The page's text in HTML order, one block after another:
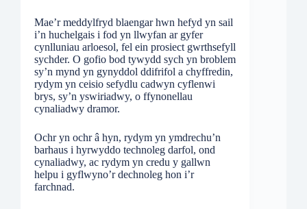
Mae’r meddylfryd blaengar hwn hefyd yn sail
i’n huchelgais i fod yn llwyfan ar gyfer
cynlluniau arloesol, fel ein prosiect gwrthsefyll
sychder. O gofio bod tywydd sych yn broblem
sy’n mynd yn gynyddol ddifrifol a chyffredin,
rydym yn ceisio sefydlu cadwyn cyflenwi
brys, sy’n yswiriadwy, o ffynonellau
cynaliadwy dramor.
Ochr yn ochr â hyn, rydym yn ymdrechu’n
barhaus i hyrwyddo technoleg darfol, ond
cynaliadwy, ac rydym yn credu y gallwn
helpu i gyflwyno’r dechnoleg hon i’r
farchnad.